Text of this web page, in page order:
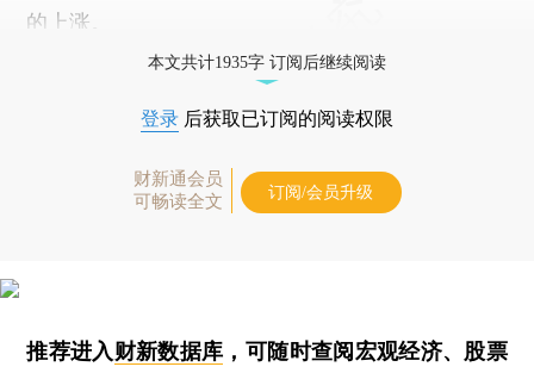
的上涨。
本文共计1935字 订阅后继续阅读
登录 后获取已订阅的阅读权限
财新通会员
可畅读全文
订阅/会员升级
推荐进入财新数据库 ，可随时查阅宏观经济、股票